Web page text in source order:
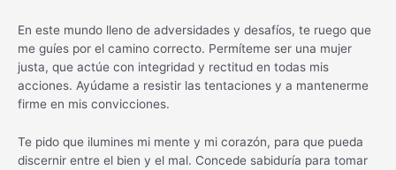
En este mundo lleno de adversidades y desafíos, te ruego que
me guíes por el camino correcto. Permíteme ser una mujer
justa, que actúe con integridad y rectitud en todas mis
acciones. Ayúdame a resistir las tentaciones y a mantenerme
firme en mis convicciones.
Te pido que ilumines mi mente y mi corazón, para que pueda
discernir entre el bien y el mal. Concede sabiduría para tomar